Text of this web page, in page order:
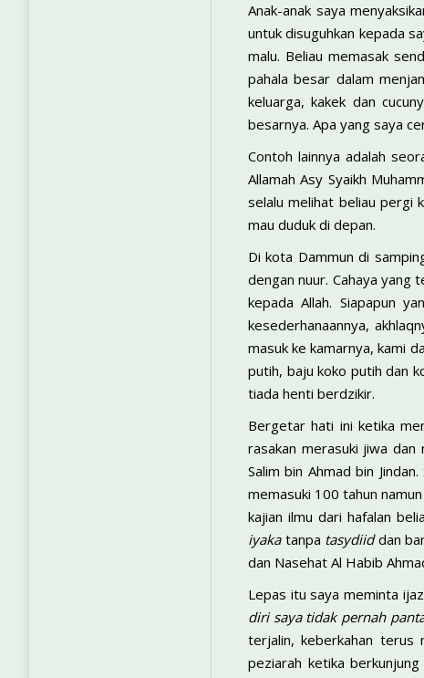
Anak-anak saya
untuk disuguhkan kepada
malu. Beliau memasak
pahala besar dalam
keluarga, kakek dan
besarnya. Apa yang saya
Contoh lainnya adalah
Allamah Asy Syaikh
selalu melihat beliau pergi
mau duduk di depan.
Di kota Dammun di
dengan nuur. Cahaya yang
kepada Allah. Siapapun
kesederhanaannya,
masuk ke kamarnya, kami
putih, baju koko putih dan
tiada henti berdzikir.
Bergetar hati ini ketika
rasakan merasuki jiwa dan
Salim bin Ahmad bin
memasuki 100 tahun
kajian ilmu dari hafalan
iyakatanpa tasydiiddan
dan Nasehat Al Habib
Lepas itu saya meminta
diri saya tidak pernah
terjalin, keberkahan terus
peziarah ketika